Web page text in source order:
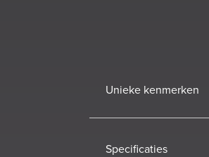
Unieke kenmerken
Specificaties